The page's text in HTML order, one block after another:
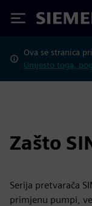
Siemens
Ova se stranica
Umjesto toga,
Zašto
Serija pretvarača
primjenu pumpi,